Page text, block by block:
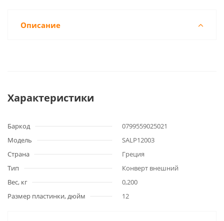
Описание
Характеристики
Баркод
0799559025021
Модель
SALP12003
Страна
Греция
Тип
Конверт внешний
Вес, кг
0,200
Размер пластинки, дюйм
12